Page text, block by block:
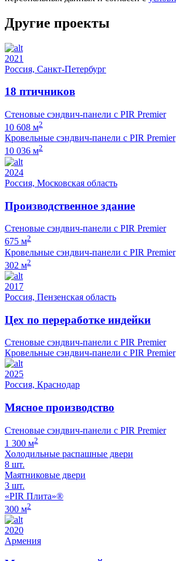
Другие проекты
2021
Россия, Санкт-Петербург
18 птичников
Стеновые сэндвич-панели с PIR Premier
10 608 м2
Кровельные сэндвич-панели с PIR Premier
10 036 м2
2024
Россия, Московская область
Производственное здание
Стеновые сэндвич-панели с PIR Premier
675 м2
Кровельные сэндвич-панели с PIR Premier
302 м2
2017
Россия, Пензенская область
Цех по переработке индейки
Стеновые сэндвич-панели с PIR Premier
Кровельные сэндвич-панели с PIR Premier
2025
Россия, Краснодар
Мясное производство
Стеновые сэндвич-панели с PIR Premier
1 300 м2
Холодильные распашные двери
8 шт.
Маятниковые двери
3 шт.
«PIR Плита»®
300 м2
2020
Армения